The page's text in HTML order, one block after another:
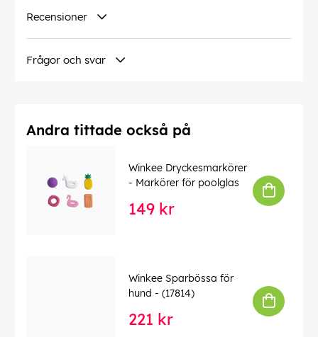
Recensioner
Frågor och svar
Andra tittade också på
Winkee Dryckesmarkörer
- Markörer för poolglas
149 kr
Winkee Sparbössa för
hund - (17814)
221 kr